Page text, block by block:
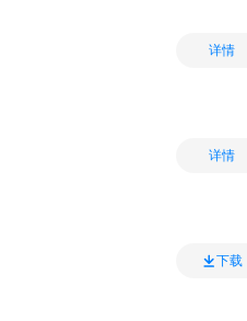
详情
详情
下载